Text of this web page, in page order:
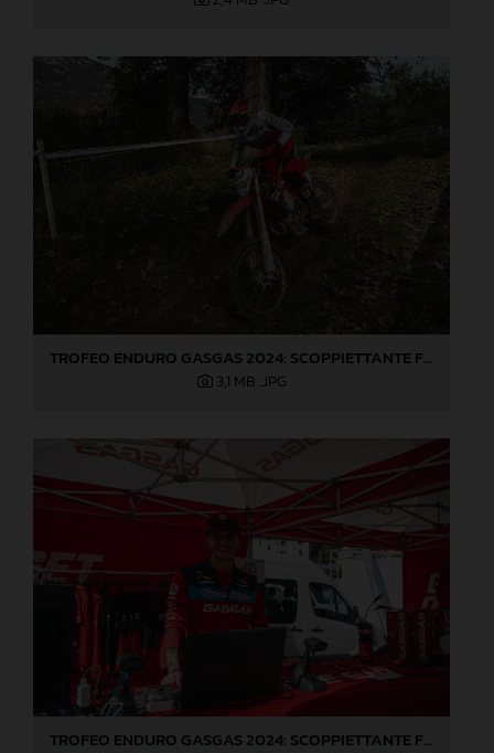
TROFEO ENDURO GASGAS 2024: SCOPPIETTANTE FINALE DI STAGIONE A LOVERE!
3,1 MB .JPG
TROFEO ENDURO GASGAS 2024: SCOPPIETTANTE FINALE DI STAGIONE A LOVERE!